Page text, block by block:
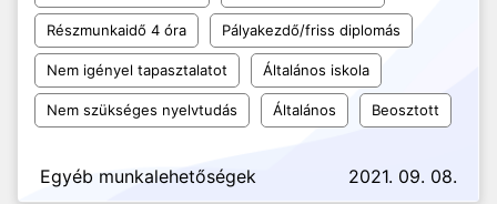
Részmunkaidő 4 óra Pályakezdő/friss diplomás
Nem igényel tapasztalatot Általános iskola
Nem szükséges nyelvtudás Általános Beosztott
Egyéb munkalehetőségek 2021. 09. 08.